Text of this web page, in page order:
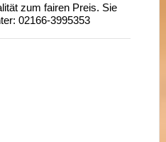
zum fairen Preis. Sie
02166-3995353